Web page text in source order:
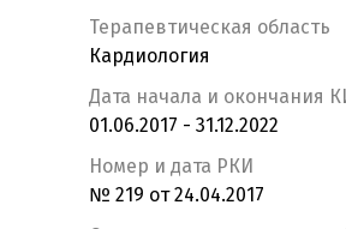
Терапевтическая область
Кардиология
Дата начала и окончания
01.06.2017 - 31.12.2022
Номер и дата РКИ
№ 219 от 24.04.2017